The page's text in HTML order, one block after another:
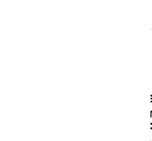
Más de 500
participarán este
XII Carrera Popular